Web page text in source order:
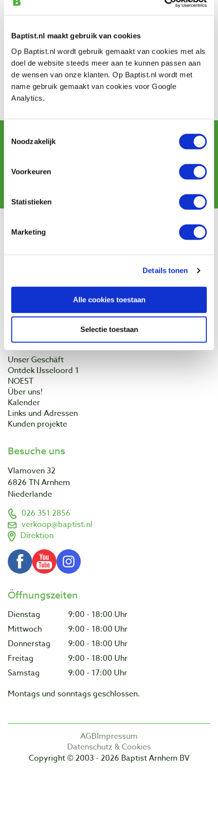
Baptist.nl maakt gebruik van cookies
Op Baptist.nl wordt gebruik gemaakt van cookies met als
doel de website steeds meer aan te kunnen passen aan
de wensen van onze klanten. Op Baptist.nl wordt met
name gebruik gemaakt van cookies voor Google
Analytics.
Noodzakelijk
Voorkeuren
Statistieken
Marketing
Details tonen
Alle cookies toestaan
Selectie toestaan
Kontakt
Ort: Bellingwolde
Bekijk hier de folder van Houtkunst & Houtdesign 2014
(pdf-formaat)
Lees meer op de website van meubelatelier
und erhalten Sie Angebote, neue Produkte und Tipps.
Kundendienst
Datenschutzerklärung
Kundeninformation
Batteriegesetz
Baptist Arnheim
Unser Geschäft
Ontdek IJsseloord 1
NOEST
Über uns!
Kalender
Links und Adressen
Kunden projekte
Besuche uns
Vlamoven 32
6826 TN Arnhem
Niederlande
026 351 2856
verkoop@baptist.nl
Direktion
Öffnungszeiten
Dienstag
9:00 - 18:00 Uhr
Mittwoch
9:00 - 18:00 Uhr
Donnerstag
9:00 - 18:00 Uhr
Freitag
9:00 - 18:00 Uhr
Samstag
9:00 - 17:00 Uhr
Montags und sonntags geschlossen.
AGBImpressum
Datenschutz & Cookies
Copyright © 2003 - 2026 Baptist Arnhem BV